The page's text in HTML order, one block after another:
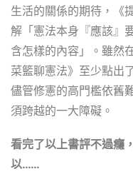
生活的關係的期待，《
解「憲法本身『應該』
含怎樣的內容」。雖然
菜籃聊憲法》至少點出
儘管修憲的高門檻依舊
須跨越的一大障礙。
看完了以上書評不過癮
以……